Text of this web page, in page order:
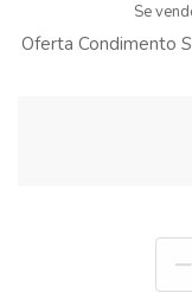
Se
Oferta Condimento